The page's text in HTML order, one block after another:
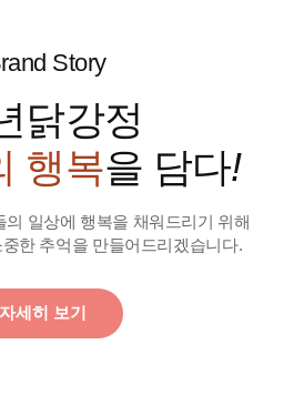
Story
닭강정
행복을 담다!
일상에 행복을 채워드리기 위해
한 추억을 만들어드리겠습니다.
자세히 보기